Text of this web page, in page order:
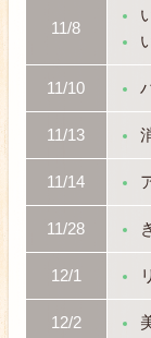
11/8
11/10
11/13
11/14
11/28
12/1
12/2